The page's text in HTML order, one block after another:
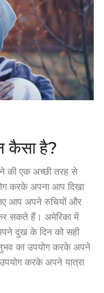
कैसा है?
की एक अच्छी तरह से
करके अपना आप दिखा
आप अपने रुचियों और
सकते हैं। अमेरिका में
दुख के दिन को सही
का उपयोग करके अपने
करके अपने यात्रा